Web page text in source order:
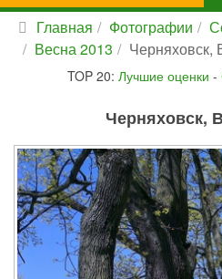
Главная Фотографии
Весна 2013
Черняховск,
TOP 20: Лучшие оценки -
Черняховск,